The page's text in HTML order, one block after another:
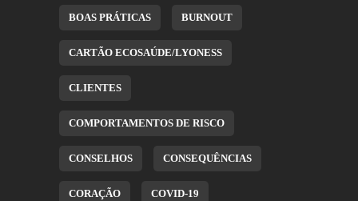
BOAS PRÁTICAS BURNOUT
CARTÃO ECOSAÚDE/LYONESS
CLIENTES
COMPORTAMENTOS DE RISCO
CONSELHOS CONSEQUÊNCIAS
CORAÇÃO COVID-19